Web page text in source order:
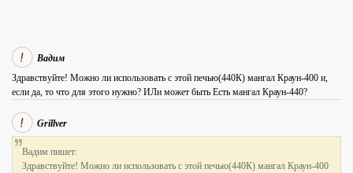
Вадим
Здравствуйте! Можно ли использовать с этой печью(440К) мангал Краун-400 и,
если да, то что для этого нужно? ИЛи может быть Есть мангал Краун-440?
Grillver
Вадим пишет:
Здравствуйте! Можно ли использовать с этой печью(440К) мангал Краун-400